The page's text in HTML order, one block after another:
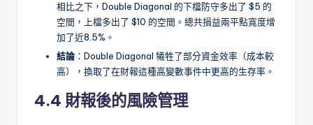
相比之下，Double Diagonal 的下檔防守多出了 $5 的
空間，上檔多出了 $10 的空間。總共損益兩平點寬度增
加了近8.5%。
結論 ：Double Diagonal 犧牲了部分資金效率（成本較
高），換取了在財報這種高變數事件中更高的生存率。
4.4 財報後的風險管理